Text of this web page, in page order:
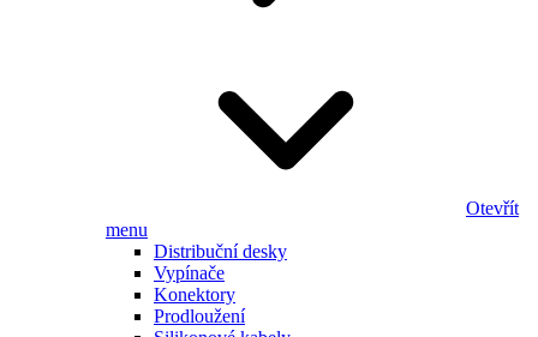
Otevřít
menu
Distribuční desky
Vypínače
Konektory
Prodloužení